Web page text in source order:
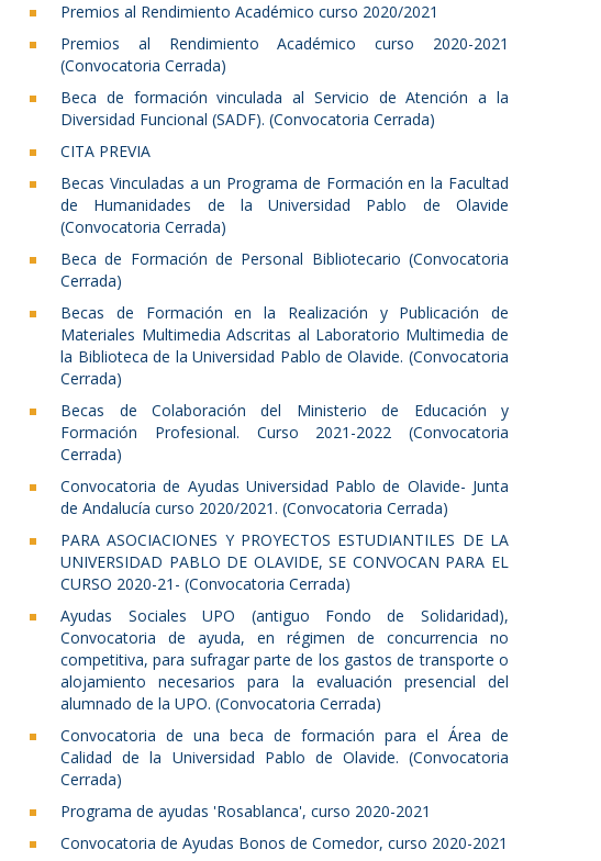
Premios al Rendimiento Académico curso 2020/2021
Premios al Rendimiento Académico curso 2020-2021
(Convocatoria Cerrada)
Beca de formación vinculada al Servicio de Atención a la
Diversidad Funcional (SADF). (Convocatoria Cerrada)
CITA PREVIA
Becas Vinculadas a un Programa de Formación en la Facultad
de Humanidades de la Universidad Pablo de Olavide
(Convocatoria Cerrada)
Beca de Formación de Personal Bibliotecario (Convocatoria
Cerrada)
Becas de Formación en la Realización y Publicación de
Materiales Multimedia Adscritas al Laboratorio Multimedia de
la Biblioteca de la Universidad Pablo de Olavide. (Convocatoria
Cerrada)
Becas de Colaboración del Ministerio de Educación y
Formación Profesional. Curso 2021-2022 (Convocatoria
Cerrada)
Convocatoria de Ayudas Universidad Pablo de Olavide- Junta
de Andalucía curso 2020/2021. (Convocatoria Cerrada)
PARA ASOCIACIONES Y PROYECTOS ESTUDIANTILES DE LA
UNIVERSIDAD PABLO DE OLAVIDE, SE CONVOCAN PARA EL
CURSO 2020-21- (Convocatoria Cerrada)
Ayudas Sociales UPO (antiguo Fondo de Solidaridad),
Convocatoria de ayuda, en régimen de concurrencia no
competitiva, para sufragar parte de los gastos de transporte o
alojamiento necesarios para la evaluación presencial del
alumnado de la UPO. (Convocatoria Cerrada)
Convocatoria de una beca de formación para el Área de
Calidad de la Universidad Pablo de Olavide. (Convocatoria
Cerrada)
Programa de ayudas 'Rosablanca', curso 2020-2021
Convocatoria de Ayudas Bonos de Comedor, curso 2020-2021